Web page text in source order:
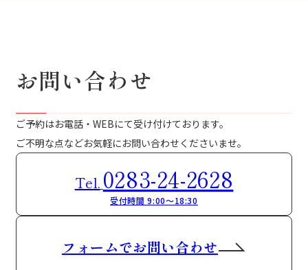
お問い合わせ
ご予約はお電話・WEBにて受け付けております。
ご不明な点などお気軽にお問い合わせくださいませ。
Tel. 0283-24-2628
受付時間 9:00～18:30
フォームでお問い合わせ